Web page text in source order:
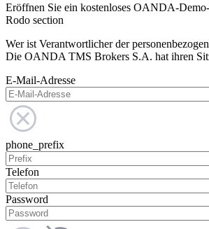
Eröffnen Sie ein kostenloses OANDA-
Rodo section
Wer ist Verantwortlicher der
Die OANDA TMS Brokers S.A. hat ihren
E-Mail-Adresse
phone_prefix
Telefon
Password